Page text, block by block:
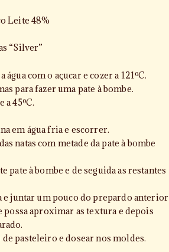
Leite 48%
“Silver”
com o açucar e cozer a 121ºC.
para fazer uma pate à bombe.
a 45ºC.
em água fria e escorrer.
natas com metade da pate à bombe
pate à bombe e de seguida as restantes
e juntar um pouco do prepardo anterior
possa aproximar as textura e depois
pasteleiro e dosear nos moldes.